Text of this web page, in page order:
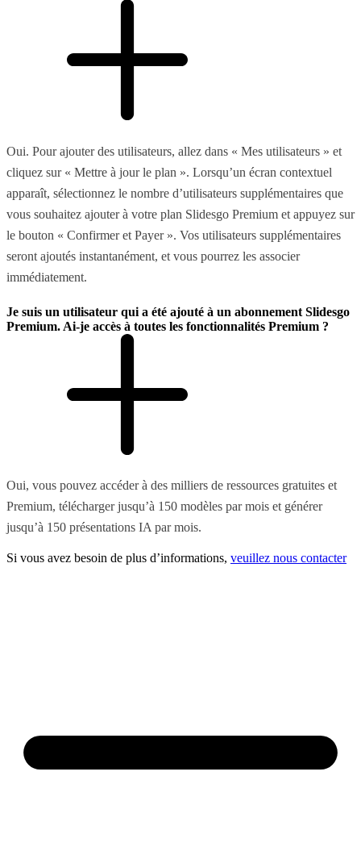
Oui. Pour ajouter des utilisateurs, allez dans « Mes utilisateurs » et
cliquez sur « Mettre à jour le plan ». Lorsqu’un écran contextuel
apparaît, sélectionnez le nombre d’utilisateurs supplémentaires que
vous souhaitez ajouter à votre plan Slidesgo Premium et appuyez sur
le bouton « Confirmer et Payer ». Vos utilisateurs supplémentaires
seront ajoutés instantanément, et vous pourrez les associer
immédiatement.
Je suis un utilisateur qui a été ajouté à un abonnement Slidesgo
Premium. Ai-je accès à toutes les fonctionnalités Premium ?
Oui, vous pouvez accéder à des milliers de ressources gratuites et
Premium, télécharger jusqu’à 150 modèles par mois et générer
jusqu’à 150 présentations IA par mois.
Si vous avez besoin de plus d’informations, veuillez nous contacter